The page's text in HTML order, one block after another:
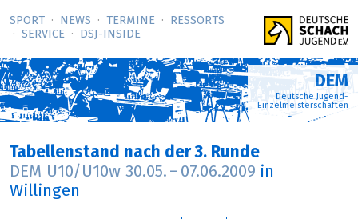
SPORT NEWS TERMINE
RESSORTS
SERVICE
DSJ-­INSIDE
DEM
Deutsche Jugend-
Einzelmeisterschaften
Tabellenstand nach der 3. Runde
DEM U10/U10w 30.05. – 07.06.2009 in
Willingen